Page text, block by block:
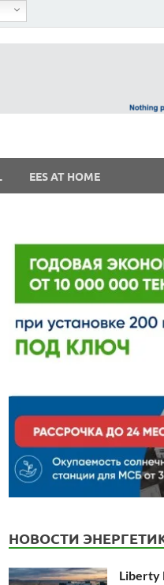
EES AT HOME
НОВОСТИ
Liberty